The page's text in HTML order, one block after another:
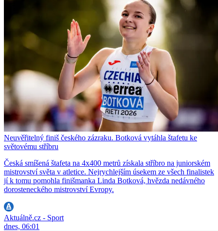
Neuvěřitelný finiš českého zázraku. Botková vytáhla štafetu ke
světovému stříbru
Česká smíšená štafeta na 4x400 metrů získala stříbro na juniorském
mistrovství světa v atletice. Nejrychlejším úsekem ze všech finalistek
jí k tomu pomohla finišmanka Linda Botková, hvězda nedávného
dorosteneckého mistrovství Evropy.
Aktuálně.cz - Sport
dnes, 06:01